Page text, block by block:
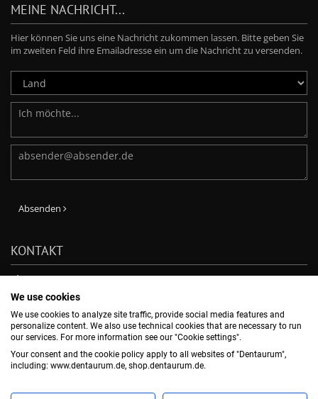
MEINE NACHRICHT...
Hier können Sie uns eine Nachricht zukommen lassen. Bitte geben Sie
im zweiten Feld ihre Emailadresse ein um die Nachricht zu versenden.
Absenden
KONTAKT
Phone: +49-7231-803-210
E-Mail:
verkauf@dentaurum.de
DENTAURUM GmbH & Co. KG
Turnstr. 31, 75228 Ispringen, -
NEWSLETTER ABBONNIEREN
We use cookies
We use cookies to analyze site traffic, provide social media features and
personalize content. We also use technical cookies that are necessary to run
our services. For more information see our "Cookie settings".
Your consent and the cookie policy apply to all websites of "Dentaurum",
including: www.dentaurum.de, shop.dentaurum.de.